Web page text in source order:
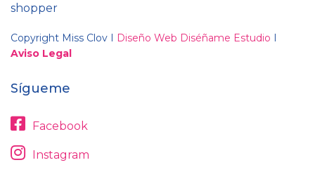
shopper
Copyright Miss Clov I Diseño Web Diséñame Estudio I
Aviso Legal
Sígueme
Facebook
Instagram